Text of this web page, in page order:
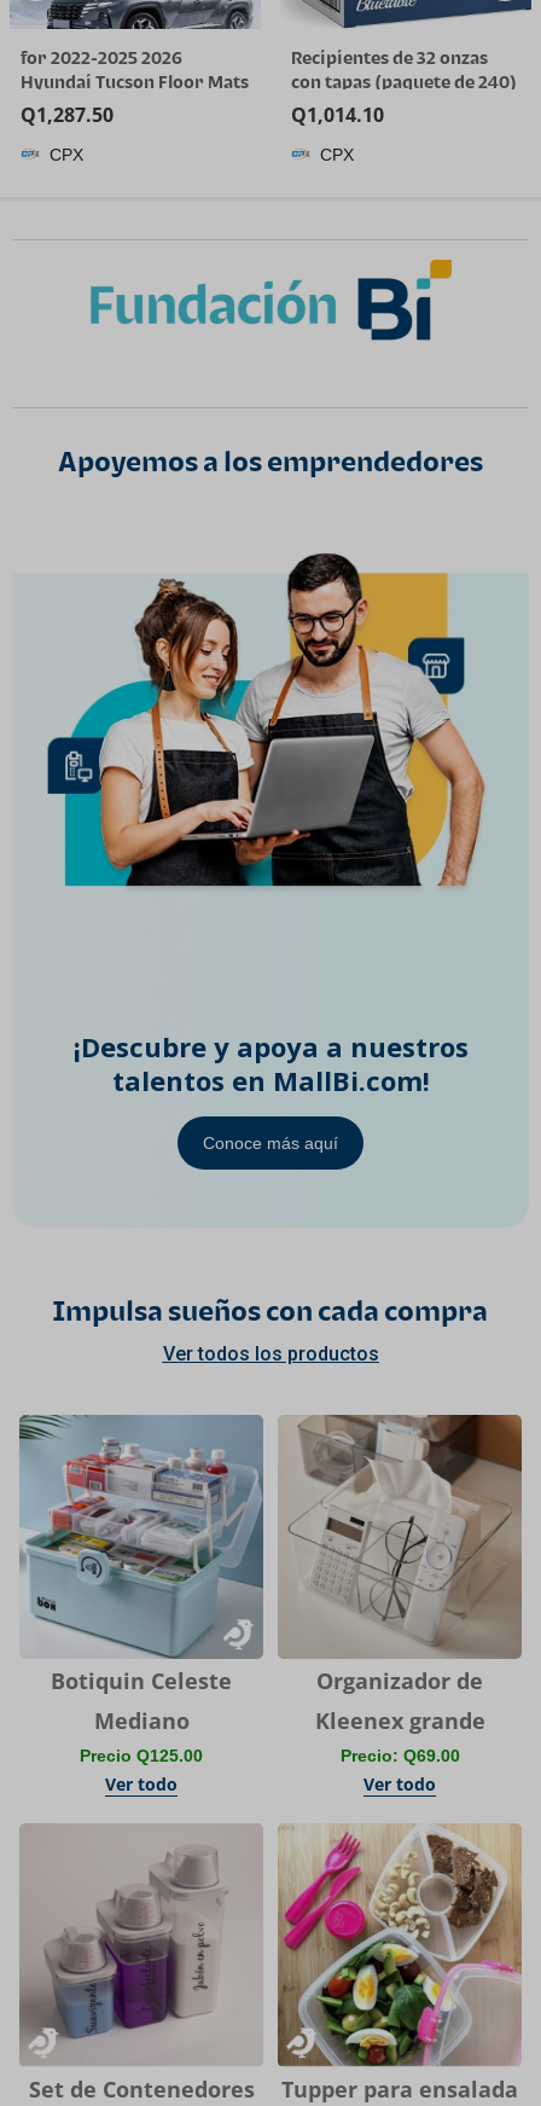
for 2022-2025 2026
Hyundai Tucson Floor Mats
(Gas Models Only) | All-
Weather TPE Car Mats &
Cargo Liner, Custom Fit for
Q1,287.50
CPX
Recipientes de 32 onzas
con tapas (paquete de 240)
a granel – Recipiente de
plástico de cuarto de galón
con tapa, desechable, 32
Q1,014.10
CPX
Apoyemos a los emprendedores​
¡Descubre y apoya a nuestros
talentos en MallBi.com!
Conoce más aquí
Impulsa sueños con cada compra
Ver todos los productos
Botiquin Celeste
Mediano
Precio Q125.00
Ver todo
Organizador de
Kleenex grande
Precio: Q69.00
Ver todo
Set de Contenedores
Tupper para ensalada